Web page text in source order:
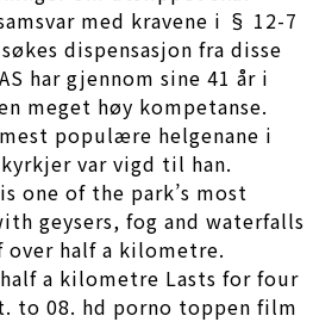
med kravene i § 12-7
dispensasjon fra disse
har gjennom sine 41 år i
meget høy kompetanse.
populære helgenane i
var vigd til han.
one of the park’s most
geysers, fog and waterfalls
half a kilometre.
a kilometre Lasts for four
to 08. hd porno toppen film